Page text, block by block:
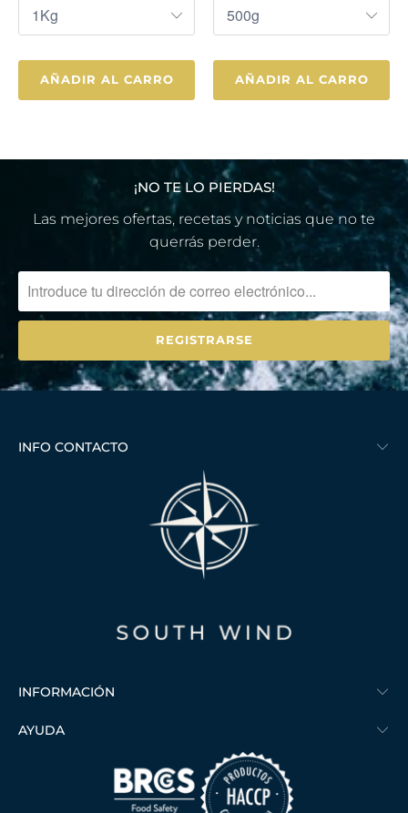
AÑADIR AL CARRO AÑADIR AL CARRO
¡NO TE LO PIERDAS!
Las mejores ofertas, recetas y noticias que no te
querrás perder.
INFO CONTACTO
INFORMACIÓN
AYUDA